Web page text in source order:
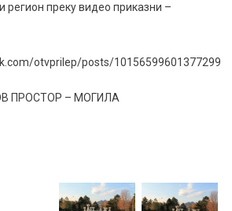
регион преку видео приказни –
otvprilep/posts/10156599601377299
ПРОСТОР – МОГИЛА